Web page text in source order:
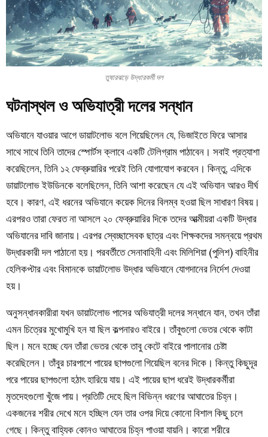
তুষারঝড়ে উদ্ধারকর্মী দল
ঘটনাস্থল ও অভিযাত্রী দলের সন্ধান
অভিযানে যাওয়ার আগে ডায়াটলোভ বলে গিয়েছিলেন যে, ভিজাইতে ফিরে আসার
সাথে সাথে তিনি তাদের স্পোর্টস ক্লাবে একটি টেলিগ্রাম পাঠাবেন। সবাই প্রত্যাশা
করেছিলেন, তিনি ১২ ফেব্রুয়ারির পরেই তিনি যোগাযোগ করবেন। কিন্তু, এদিকে
ডায়াটলোভ ইউডিনকে বলেছিলেন, তিনি আশা করেছেন যে এই অভিযান আরও দীর্ঘ
হবে। কারণ, এই ধরনের অভিযানে কয়েক দিনের বিলম্ব হওয়া ছিল সাধারণ বিষয়।
এরপরও তারা ফেরত না আসলে ২০ ফেব্রুয়ারির দিকে তদের আত্মীয়রা একটি উদ্ধার
অভিযানের দাবি জানায়। এরপর স্বেচ্ছাসেবক ছাত্র এবং শিক্ষকদের সমন্বয়ে প্রথম
উদ্ধারকারী দল পাঠানো হয়। পরবর্তীতে সেনাবাহিনী এবং মিলিশিয়া (পুলিশ) বাহিনীর
হেলিকপ্টার এবং বিমানকে ডায়াটলোভ উদ্ধার অভিযানে যোগদানের নির্দেশ দেওয়া
হয়।
অনুসন্ধানকারীরা যখন ডায়াটলোভ পাসের অভিযাত্রী দলের সন্ধানে যান, তখন তাঁরা
এমন চিত্রের মুখোমুখি হন যা ছিল কল্পনারও বাইরে। তাঁবুগুলো ভেতর থেকে কাটা
ছিল। মনে হচ্ছে যেন তাঁরা ভেতর থেকে তাবু কেটে বাইরে পালানোর চেষ্টা
করেছিলেন। তাঁবুর চারপাশে পায়ের ছাপগুলো গিয়েছিল বনের দিকে। কিন্তু কিছুদূর
পরে পায়ের ছাপগুলো হঠাৎ হারিয়ে যায়। এই পায়ের ছাপ ধরেই উদ্ধারকর্মীরা
মৃতদেহগুলো খুঁজে পায়। প্রতিটি দেহে ছিল বিভিন্ন ধরণের আঘাতের চিহ্ন।
একজনের শরীর দেখে মনে হচ্ছিল যেন তার ওপর দিয়ে কোনো বিশাল কিছু চলে
গেছে। কিন্তু বাহ্যিক কোনও আঘাতের চিহ্ন পাওয়া যায়নি। কারো শরীরে